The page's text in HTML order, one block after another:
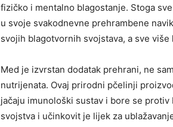
fizičko i mentalno blagostanje. Stoga
u svoje svakodnevne prehrambene
svojih blagotvornih svojstava, a sve
Med je izvrstan dodatak prehrani, ne
nutrijenata. Ovaj prirodni pčelinji
jačaju imunološki sustav i bore se
svojstva i učinkovit je lijek za